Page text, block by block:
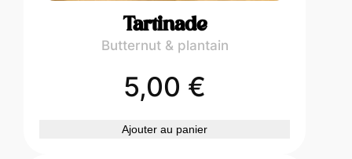
Tartinade
Butternut & plantain
5,00 €
Ajouter au panier